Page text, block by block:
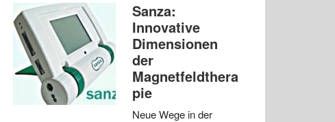
Sanza:
Innovative
Dimensionen
der
Magnetfeldthera
pie
Neue Wege in der